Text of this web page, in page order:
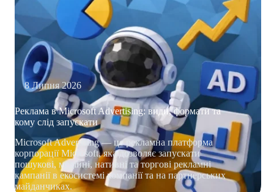
8 Липня 2026
Реклама в Microsoft Advertising: види, формати та
кому слід запускати
Microsoft Advertising — це рекламна платформа
корпорації Microsoft, яка дозволяє запускати
пошукові, медійні, нативні та торгові рекламні
кампанії в екосистемі компанії та на партнерських
майданчиках.